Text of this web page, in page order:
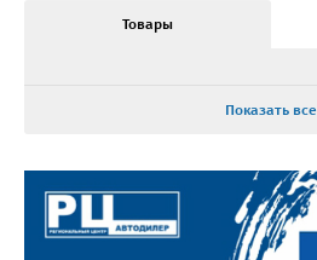
Товары
Показать все